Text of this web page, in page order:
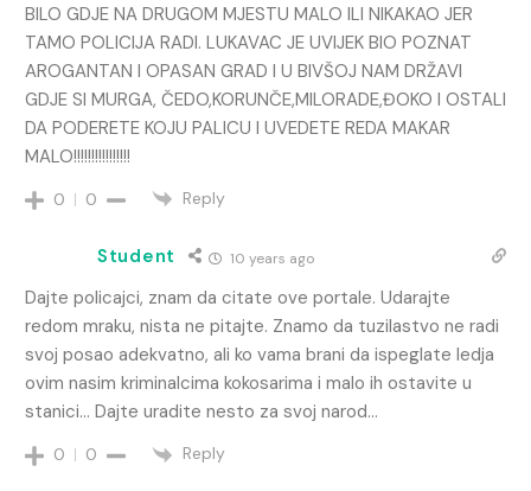
BILO GDJE NA DRUGOM MJESTU MALO ILI NIKAKAO JER
TAMO POLICIJA RADI. LUKAVAC JE UVIJEK BIO POZNAT
AROGANTAN I OPASAN GRAD I U BIVŠOJ NAM DRŽAVI
GDJE SI MURGA, ČEDO,KORUNČE,MILORADE,ĐOKO I OSTALI
DA PODERETE KOJU PALICU I UVEDETE REDA MAKAR
MALO!!!!!!!!!!!!!!!!
0 0 Reply
Student 10 years ago
Dajte policajci, znam da citate ove portale. Udarajte
redom mraku, nista ne pitajte. Znamo da tuzilastvo ne radi
svoj posao adekvatno, ali ko vama brani da ispeglate ledja
ovim nasim kriminalcima kokosarima i malo ih ostavite u
stanici… Dajte uradite nesto za svoj narod…
0 0 Reply